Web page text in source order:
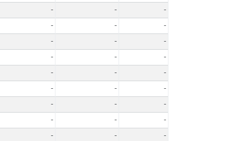
- -
-
- -
-
- -
-
- -
-
- -
-
- -
-
- -
-
- -
-
- -
-